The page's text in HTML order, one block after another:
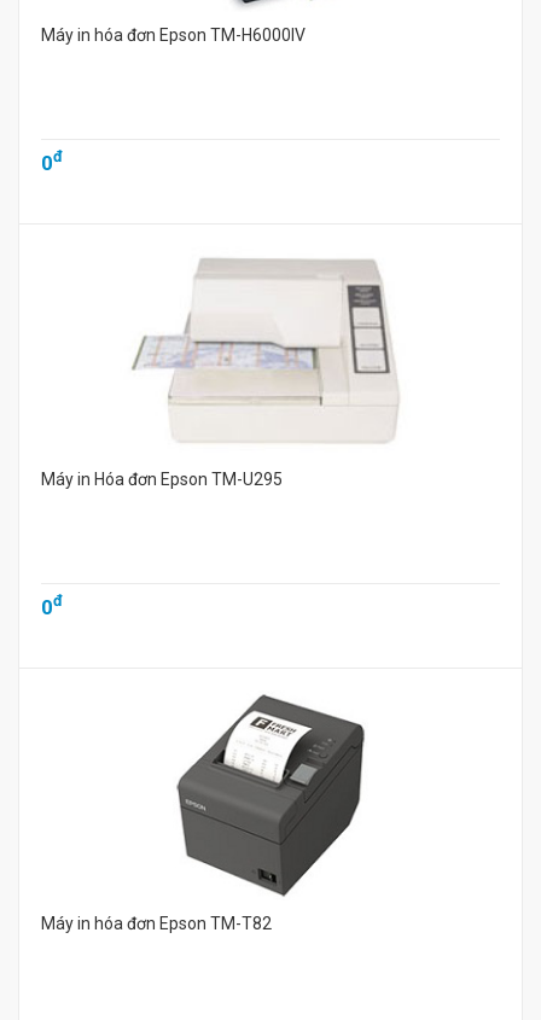
Máy in hóa đơn Epson TM-H6000IV
0đ
Máy in Hóa đơn Epson TM-U295
0đ
Máy in hóa đơn Epson TM-T82